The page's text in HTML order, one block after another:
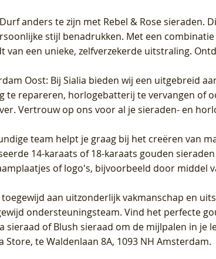
anders te zijn met Rebel & Rose sieraden.
stijl benadrukken. Met een
een unieke, zelfverzekerde uitstraling.
Oost: Bij Sialia bieden wij een uitgebreid
te repareren, horlogebatterij te vervangen of
Vertrouw op ons voor al je sieraden- en
team helpt je graag bij het creëren van
14-karaats of 18-karaats gouden
of logo's, bijvoorbeeld door middel
toegewijd aan uitzonderlijk vakmanschap en
ondersteuningsteam. Vind het perfecte
sieraad of Blush sieraad om de mijlpalen in
te Waldenlaan 8A, 1093 NH Amsterdam.